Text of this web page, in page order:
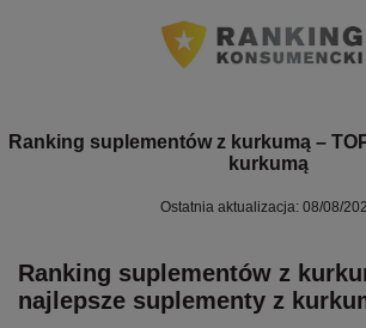
Ranking suplementów z kurkumą –
kurkumą
Ostatnia aktualizacja: 08/08/
Ranking suplementów z
najlepsze suplementy z